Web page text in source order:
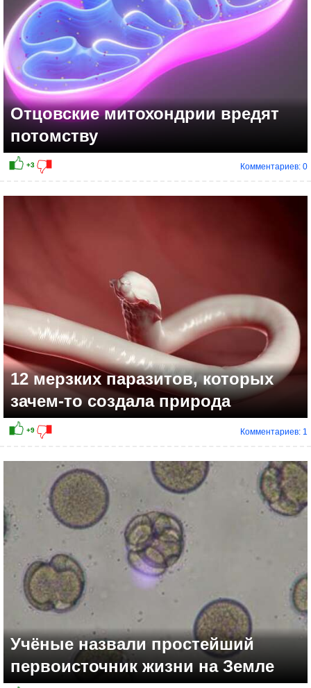
+5
Отцовские митохондрии вредят
потомству
Комментариев: 0
12 мерзких паразитов, которых
зачем-то создала природа
Комментариев: 1
Учёные назвали простейший
первоисточник жизни на Земле